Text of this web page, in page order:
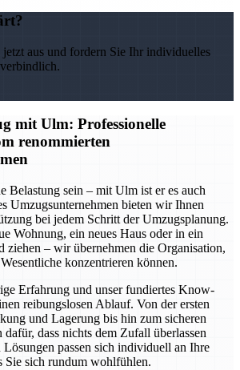
jetzt aus und fordern Sie Ihr individuelles
mit Ulm: Professionelle
renommierten
Belastung sein – mit Ulm ist er es auch
Umzugsunternehmen bieten wir Ihnen
bei jedem Schritt der Umzugsplanung.
Wohnung, ein neues Haus oder in ein
ziehen – wir übernehmen die Organisation,
konzentrieren können.
Erfahrung und unser fundiertes Know-
reibungslosen Ablauf. Von der ersten
und Lagerung bis hin zum sicheren
dass nichts dem Zufall überlassen
passen sich individuell an Ihre
Sie sich rundum wohlfühlen.